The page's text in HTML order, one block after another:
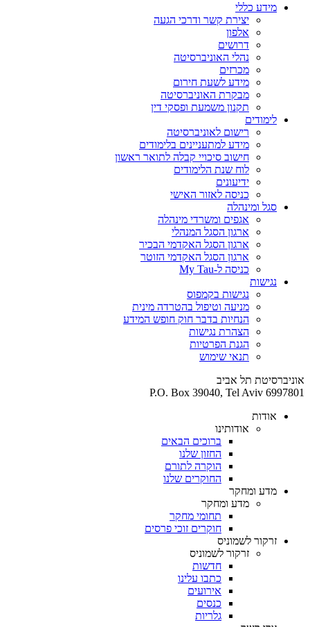
מידע כללי
יצירת קשר ודרכי הגעה
אלפון
דרושים
נהלי האוניברסיטה
מכרזים
מידע לשעת חירום
מבקרת האוניברסיטה
תקנון משמעת ופסקי דין
לימודים
רישום לאוניברסיטה
מידע למתעניינים בלימודים
חישוב סיכויי קבלה לתואר ראשון
לוח שנת הלימודים
ידיעונים
כניסה לאזור האישי
סגל ומינהלה
אגפים ומשרדי מינהלה
ארגון הסגל המנהלי
ארגון הסגל האקדמי הבכיר
ארגון הסגל האקדמי הזוטר
כניסה ל-My Tau
נגישות
נגישות בקמפוס
מניעה וטיפול בהטרדה מינית
הנחיות בדבר חוק חופש המידע
הצהרת נגישות
הגנת הפרטיות
תנאי שימוש
אוניברסיטת תל אביב
P.O. Box 39040, Tel Aviv 6997801
אודות
אודותינו
ברוכים הבאים
החזון שלנו
הוקרה לתורם
החוקרים שלנו
מדע ומחקר
מדע ומחקר
תחומי מחקר
חוקרים זוכי פרסים
זרקור לשמוניס
זרקור לשמוניס
חדשות
כתבו עלינו
אירועים
כנסים
גלריות